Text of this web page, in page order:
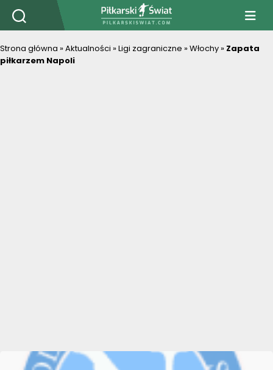
PiłkarskiSwiat.com
Strona główna »Aktualności »Ligi zagraniczne »Włochy » Zapata
piłkarzem Napoli